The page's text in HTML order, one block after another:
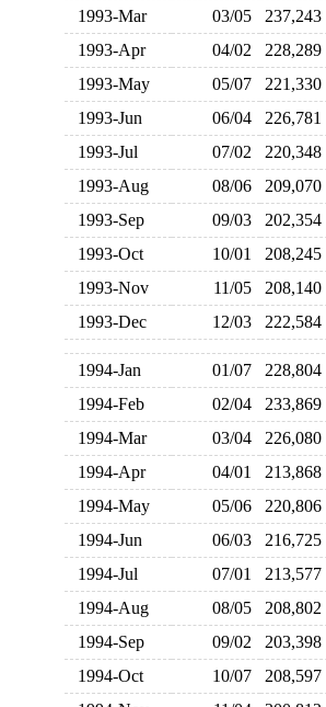
1993-Mar
03/05 237,243
1993-Apr
04/02 228,289
1993-May
05/07 221,330
1993-Jun
06/04 226,781
1993-Jul
07/02 220,348
1993-Aug
08/06 209,070
1993-Sep
09/03 202,354
1993-Oct
10/01 208,245
1993-Nov
11/05 208,140
1993-Dec
12/03 222,584
1994-Jan 01/07 228,804
1994-Feb
02/04 233,869
1994-Mar
03/04 226,080
1994-Apr
04/01 213,868
1994-May
05/06 220,806
1994-Jun
06/03 216,725
1994-Jul
07/01 213,577
1994-Aug
08/05 208,802
1994-Sep
09/02 203,398
1994-Oct
10/07 208,597